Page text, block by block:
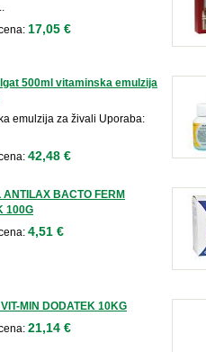
17,05 €
500ml vitaminska emulzija
emulzija za živali Uporaba:
42,48 €
ANTILAX BACTO FERM
100G
4,51 €
MIN DODATEK 10KG
21,14 €